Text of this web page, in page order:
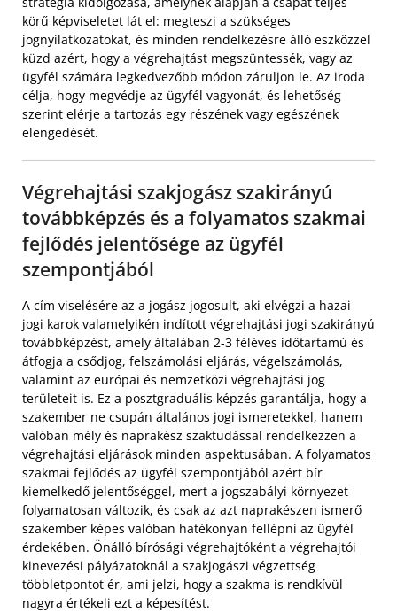
körű képviseletet lát el: megteszi a szükséges
jognyilatkozatokat, és minden rendelkezésre álló eszközzel
küzd azért, hogy a végrehajtást megszüntessék, vagy az
ügyfél számára legkedvezőbb módon záruljon le. Az iroda
célja, hogy megvédje az ügyfél vagyonát, és lehetőség
szerint elérje a tartozás egy részének vagy egészének
elengedését.
Végrehajtási szakjogász szakirányú
továbbképzés és a folyamatos szakmai
fejlődés jelentősége az ügyfél
szempontjából
A cím viselésére az a jogász jogosult, aki elvégzi a hazai
jogi karok valamelyikén indított végrehajtási jogi szakirányú
továbbképzést, amely általában 2-3 féléves időtartamú és
átfogja a csődjog, felszámolási eljárás, végelszámolás,
valamint az európai és nemzetközi végrehajtási jog
területeit is. Ez a posztgraduális képzés garantálja, hogy a
szakember ne csupán általános jogi ismeretekkel, hanem
valóban mély és naprakész szaktudással rendelkezzen a
végrehajtási eljárások minden aspektusában. A folyamatos
szakmai fejlődés az ügyfél szempontjából azért bír
kiemelkedő jelentőséggel, mert a jogszabályi környezet
folyamatosan változik, és csak az azt naprakészen ismerő
szakember képes valóban hatékonyan fellépni az ügyfél
érdekében. Önálló bírósági végrehajtóként a végrehajtói
kinevezési pályázatoknál a szakjogászi végzettség
többletpontot ér, ami jelzi, hogy a szakma is rendkívül
nagyra értékeli ezt a képesítést.